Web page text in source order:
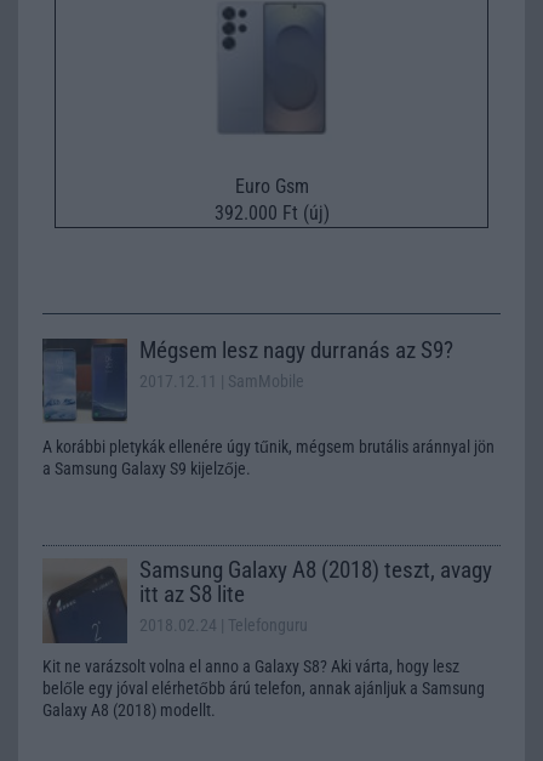
Euro Gsm
392.000 Ft (új)
Mégsem lesz nagy durranás az S9?
2017.12.11 | SamMobile
A korábbi pletykák ellenére úgy tűnik, mégsem brutális aránnyal jön
a Samsung Galaxy S9 kijelzője.
Samsung Galaxy A8 (2018) teszt, avagy
itt az S8 lite
2018.02.24 | Telefonguru
Kit ne varázsolt volna el anno a Galaxy S8? Aki várta, hogy lesz
belőle egy jóval elérhetőbb árú telefon, annak ajánljuk a Samsung
Galaxy A8 (2018) modellt.